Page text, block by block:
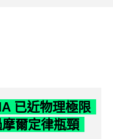
已近物理極限
爾定律瓶頸